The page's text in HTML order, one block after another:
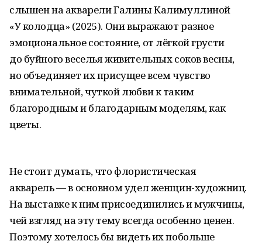
слышен на акварели Галины Калимуллиной
«У колодца» (2025). Они выражают разное
эмоциональное состояние, от лёгкой грусти
до буйного веселья живительных соков весны,
но объединяет их присущее всем чувство
внимательной, чуткой любви к таким
благородным и благодарным моделям, как
цветы.
Не стоит думать, что флористическая
акварель — в основном удел женщин-художниц.
На выставке к ним присоединились и мужчины,
чей взгляд на эту тему всегда особенно ценен.
Поэтому хотелось бы видеть их побольше